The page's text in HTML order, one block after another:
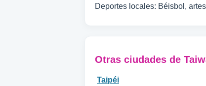
Deportes locales: Béisbol,
Otras ciudades de
Taipéi